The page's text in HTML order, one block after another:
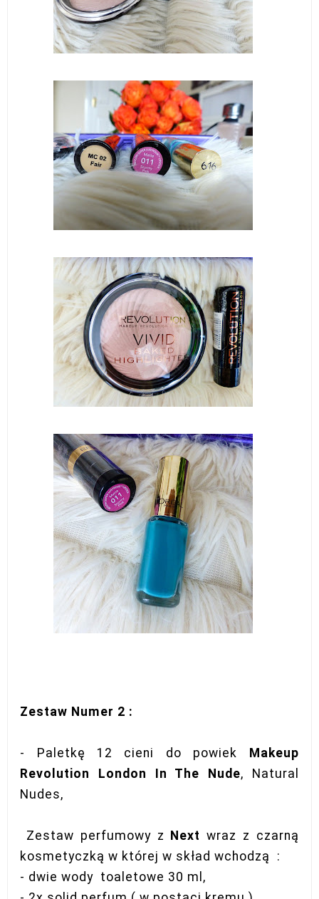
Zestaw Numer 2 :
- Paletkę 12 cieni do powiek Makeup
Revolution London In The Nude, Natural
Nudes,
Zestaw perfumowy z Nextwraz z czarną
kosmetyczką w której w skład wchodzą :
- dwie wody toaletowe 30 ml,